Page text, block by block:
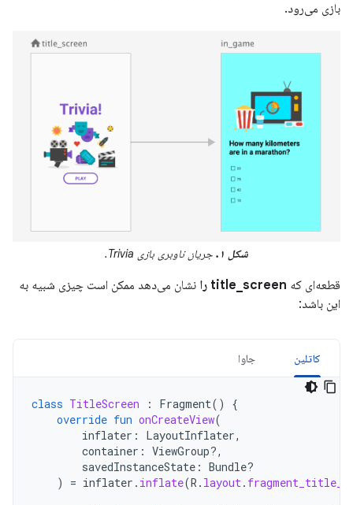
بازی می‌رود.
شکل ۱. جریان ناوبری بازی Trivia.
قطعه‌ای که title_screen را
نشان می‌دهد ممکن است چیزی شبیه به
این باشد:
کاتلین جاوا
class TitleScreen : Fragment()
{
override fun onCreateView(
inflater : LayoutInflater,
container : ViewGroup?,
savedInstanceState : Bundle?
)
= inflater . inflate(R . layout .